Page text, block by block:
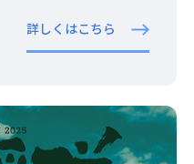
詳しくはこちら